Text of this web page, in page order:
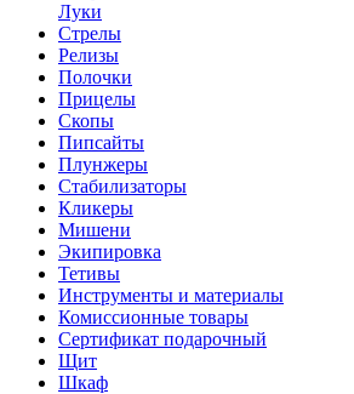
Луки
Стрелы
Релизы
Полочки
Прицелы
Скопы
Пипсайты
Плунжеры
Стабилизаторы
Кликеры
Мишени
Экипировка
Тетивы
Инструменты и материалы
Комиссионные товары
Сертификат подарочный
Щит
Шкаф